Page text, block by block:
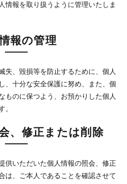
情報を取り扱うように管理いたしま
報の管理
失、毀損等を防止するために、個人
、十分な安全保護に努め、また、個
ものに保つよう、お預かりした個人
。
、修正または削除
供いただいた個人情報の照会、修正
は、ご本人であることを確認させて